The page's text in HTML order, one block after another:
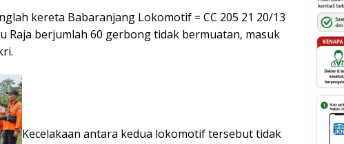
kereta Babaranjang Lokomotif = CC 205 21 20/13
Raja berjumlah 60 gerbong tidak bermuatan, masuk
Kecelakaan antara kedua lokomotif tersebut tidak